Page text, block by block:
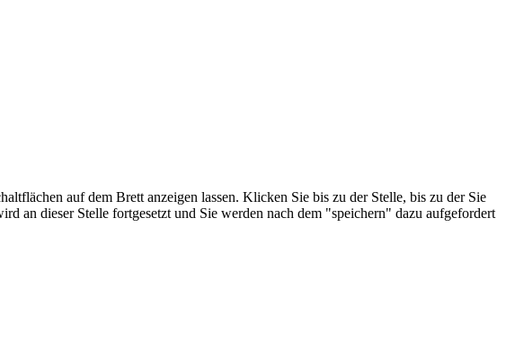
auf dem Brett anzeigen lassen. Klicken Sie bis zu der Stelle, bis zu der Sie
an dieser Stelle fortgesetzt und Sie werden nach dem "speichern" dazu aufgefordert